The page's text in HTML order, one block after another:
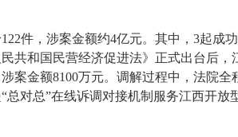
件，涉案金额约4亿元。其中，3起成
共和国民营经济促进法》正式出台后
案金额8100万元。调解过程中，法院
对总”在线诉调对接机制服务江西开放